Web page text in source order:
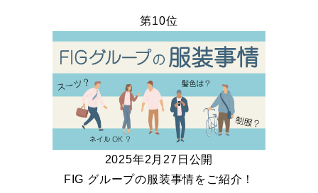
第10位
2025年2月27日公開
FIG グループの服装事情をご紹介！